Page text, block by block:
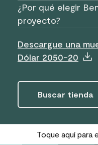
¿Por qué elegir
proyecto?
Descargue una
Dólar 2050-20
Buscar tienda
Toque aquí